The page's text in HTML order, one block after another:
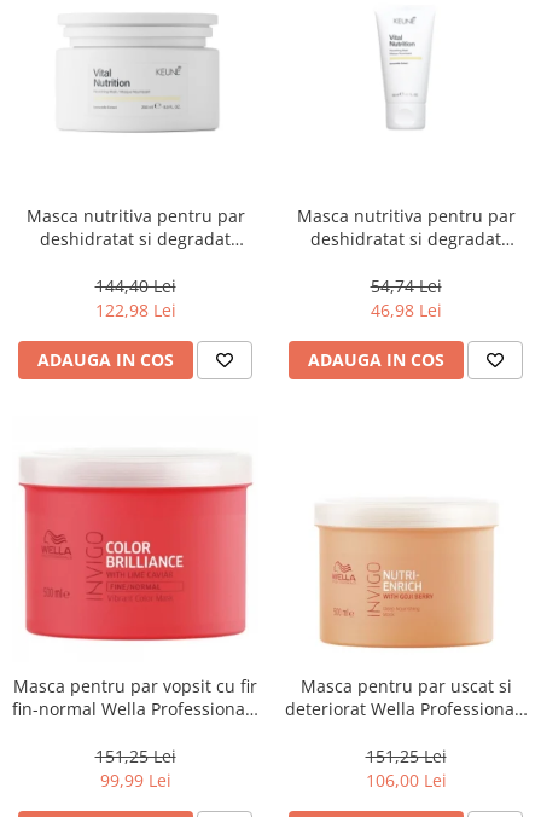
Masca nutritiva pentru par
deshidratat si degradat
Mask, 250 ml
144,40 Lei
122,98 Lei
ADAUGA IN COS
Masca nutritiva pentru par
deshidratat si degradat
Mask, 50 ml
54,74 Lei
46,98 Lei
ADAUGA IN COS
Masca pentru par vopsit cu fir
fin-normal Wella Professionals
151,25 Lei
99,99 Lei
Masca pentru par uscat si
deteriorat Wella Professionals
151,25 Lei
106,00 Lei